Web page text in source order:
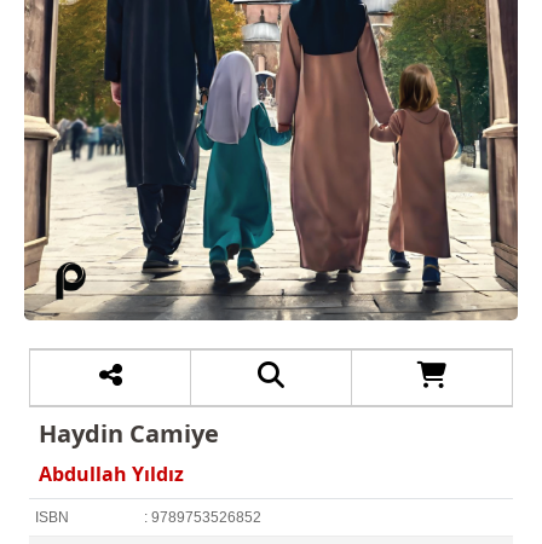
Haydin Camiye
Abdullah Yıldız
ISBN : 9789753526852